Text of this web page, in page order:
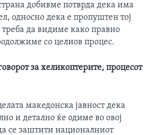
добивме потврда дека има
односно дека е пропуштен тој
да видиме како правно
со целиов процес.
за хеликоптерите, процесот
македонска јавност дека
и детално ќе одиме во овој
се заштити националниот